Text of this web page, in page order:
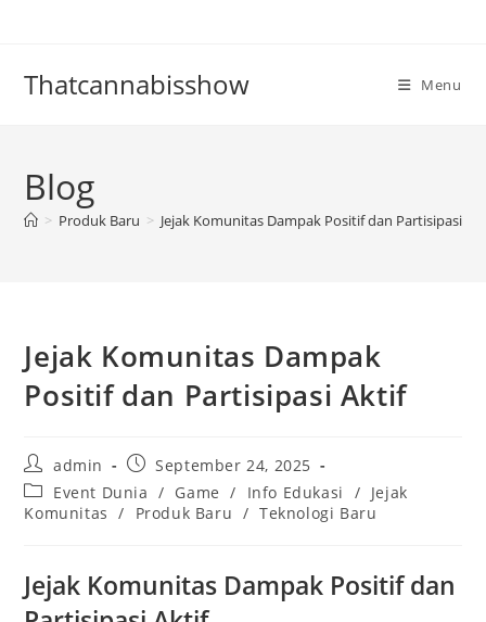
Thatcannabisshow Menu
Blog
> Produk Baru > Jejak Komunitas Dampak Positif dan Partisipasi
Jejak Komunitas Dampak
Positif dan Partisipasi Aktif
Post
author:
admin
Post
published:
September 24, 2025
Post
category:
Event Dunia / Game / Info Edukasi / Jejak
Komunitas
/ Produk Baru / Teknologi Baru
Jejak Komunitas Dampak Positif dan